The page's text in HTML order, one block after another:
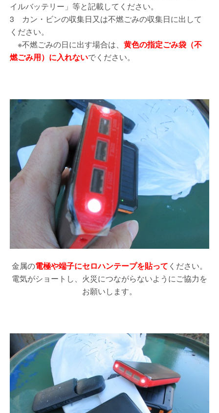
イルバッテリー」等と記載してください。
3 カン・ビンの収集日又は不燃ごみの収集日に出して
ください。
※不燃ごみの日に出す場合は、 黄色の指定ごみ袋（不
燃ごみ用）に入れないでください。
金属の電極や端子にセロハンテープを貼って ください。
電気がショートし、火災につながらないようにご協力を
お願いします。